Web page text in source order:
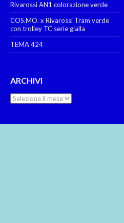
Rivarossi AN1 colorazione verde
COS.MO. x Rivarossi Tram verde
con trolley TC serie gialla
TEMA 424
ARCHIVI
Archivi